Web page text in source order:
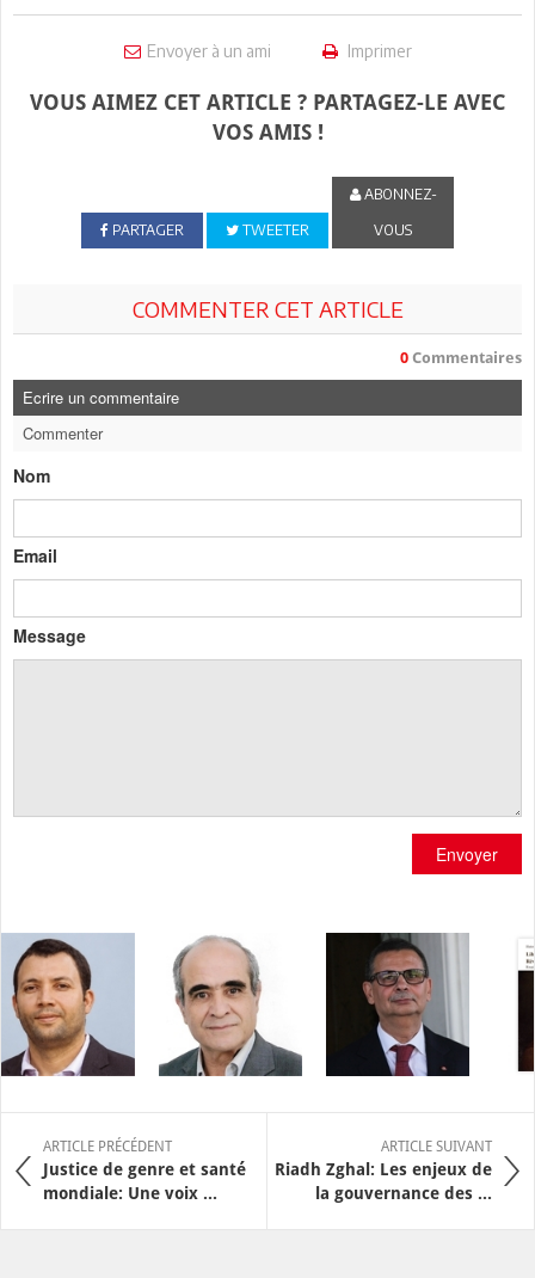
Envoyer à un ami Imprimer
VOUS AIMEZ CET ARTICLE ? PARTAGEZ-LE AVEC
VOS AMIS !
PARTAGER TWEETER
ABONNEZ-
VOUS
COMMENTER CET ARTICLE
0 Commentaires
Ecrire un commentaire
Commenter
Nom
Email
Message
Envoyer
ARTICLE PRÉCÉDENT
Justice de genre et santé
mondiale: Une voix ...
ARTICLE SUIVANT
Riadh Zghal: Les enjeux de
la gouvernance des ...